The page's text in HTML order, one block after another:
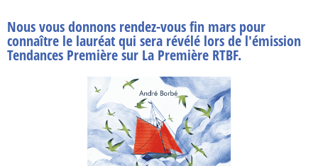
Nous vous donnons rendez-vous fin mars pour
connaître le lauréat qui sera révélé lors de l'émission
Tendances Première sur La Première RTBF.